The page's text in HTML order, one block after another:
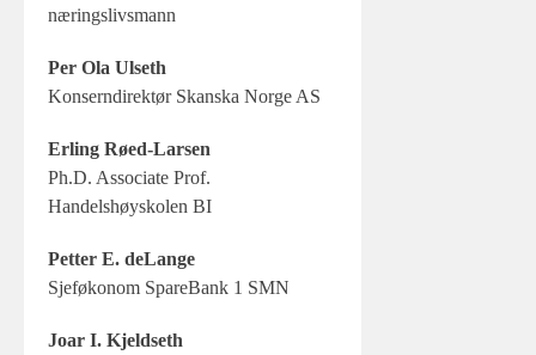
næringslivsmann
Per Ola Ulseth
Konserndirektør Skanska Norge AS
Erling Røed-Larsen
Ph.D. Associate Prof.
Handelshøyskolen BI
Petter E. deLange
Sjeføkonom SpareBank 1 SMN
Joar I. Kjeldseth